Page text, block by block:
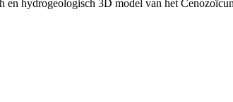
en hydrogeologisch 3D model van het